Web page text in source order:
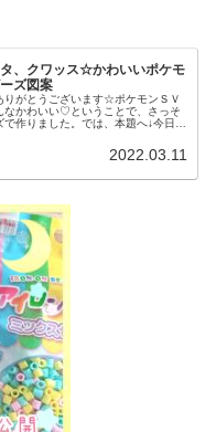
、クワッス☆かわいいポケモ
ズ図案
りがとうございます☆ポケモンＳＶ
なかわいい♡ということで、さっそ
で作りました。では、本題へ↓今日の
2022.03.11